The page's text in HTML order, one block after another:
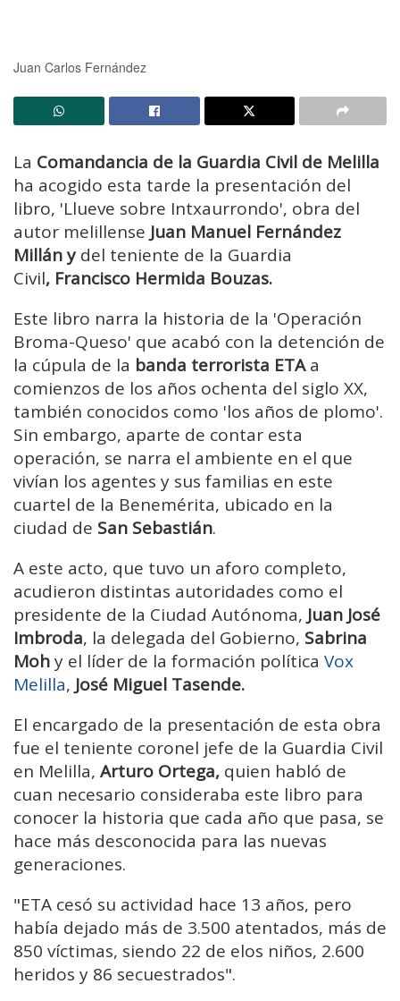
Juan Carlos Fernández
La Comandancia de la Guardia Civil de Melilla
ha acogido esta tarde la presentación del
libro, 'Llueve sobre Intxaurrondo', obra del
autor melillense Juan Manuel Fernández
Millán ydel teniente de la Guardia
Civil, Francisco Hermida Bouzas.
Este libro narra la historia de la 'Operación
Broma-Queso' que acabó con la detención de
la cúpula de la banda terrorista ETAa
comienzos de los años ochenta del siglo XX,
también conocidos como 'los años de plomo'.
Sin embargo, aparte de contar esta
operación, se narra el ambiente en el que
vivían los agentes y sus familias en este
cuartel de la Benemérita, ubicado en la
ciudad de San Sebastián.
A este acto, que tuvo un aforo completo,
acudieron distintas autoridades como el
presidente de la Ciudad Autónoma, Juan José
Imbroda, la delegada del Gobierno, Sabrina
Mohy el líder de la formación política Vox
Melilla, José Miguel Tasende.
El encargado de la presentación de esta obra
fue el teniente coronel jefe de la Guardia Civil
en Melilla, Arturo Ortega, quien habló de
cuan necesario consideraba este libro para
conocer la historia que cada año que pasa, se
hace más desconocida para las nuevas
generaciones.
"ETA cesó su actividad hace 13 años, pero
había dejado más de 3.500 atentados, más de
850 víctimas, siendo 22 de elos niños, 2.600
heridos y 86 secuestrados".